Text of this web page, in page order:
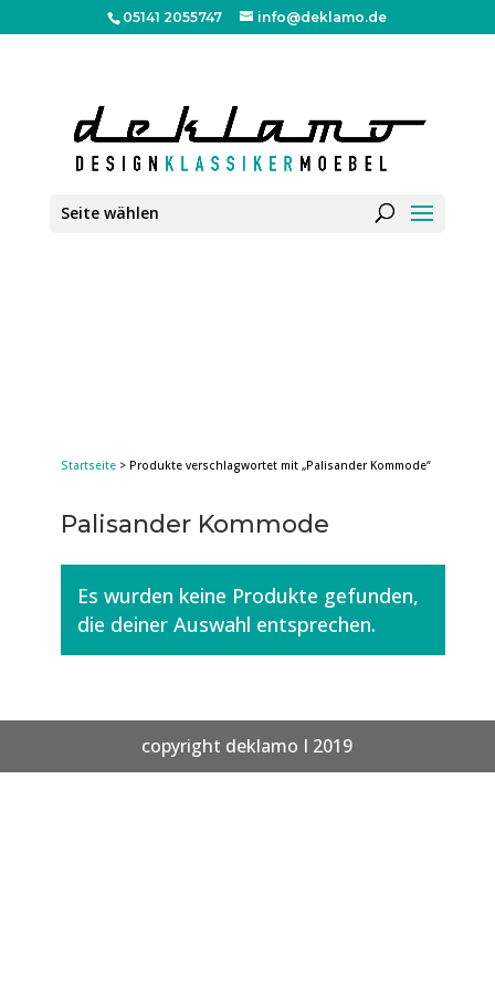
05141 2055747 info@deklamo.de
Seite wählen
Startseite> Produkte verschlagwortet mit „Palisander Kommode“
Palisander Kommode
Es wurden keine Produkte gefunden,
die deiner Auswahl entsprechen.
copyright deklamo I 2019